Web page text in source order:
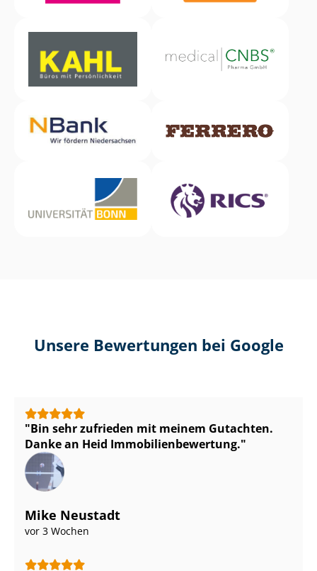
Unsere Bewertungen bei Google
Bin sehr zufrieden mit meinem Gutachten.
Danke an Heid Im­mo­bi­li­en­be­wer­tung.
Mike Neustadt
vor 3 Wochen